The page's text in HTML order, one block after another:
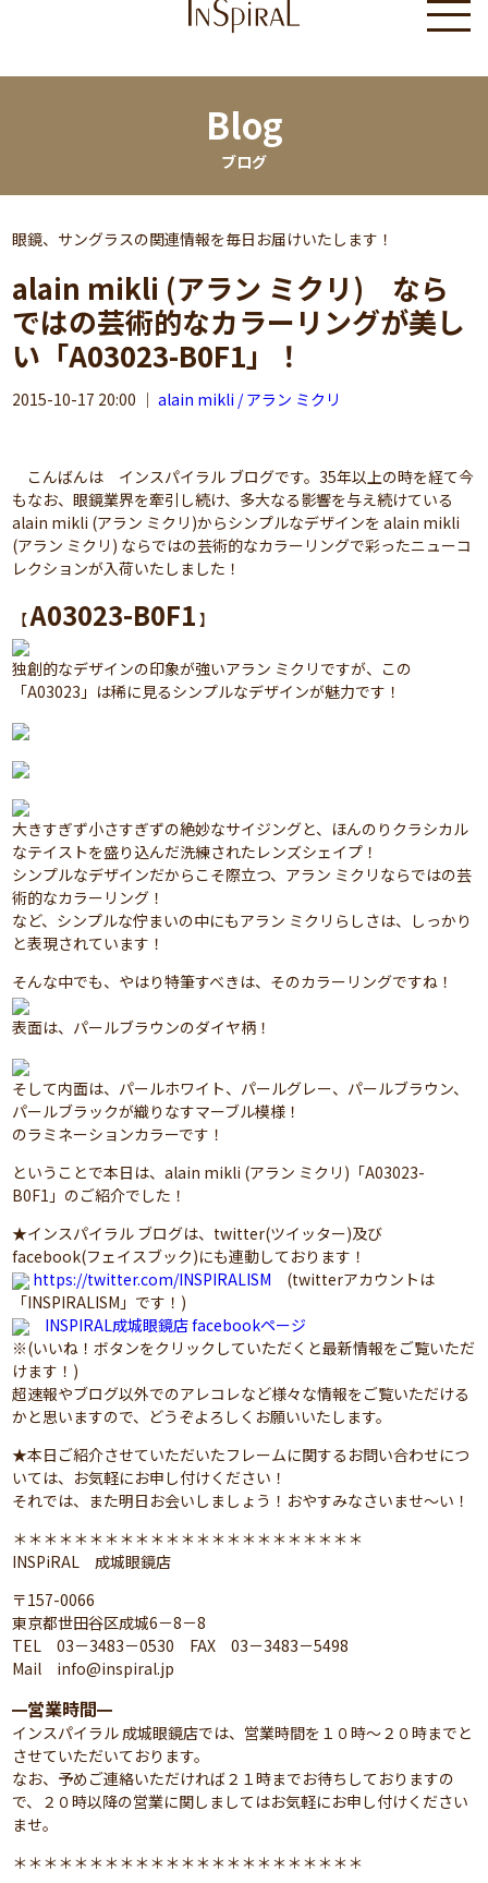
Blog
ブログ
眼鏡、サングラスの関連情報を毎日お届けいたします！
alain mikli (アラン ミクリ) なら
ではの芸術的なカラーリングが美し
い「A03023-B0F1」！
2015-10-17 20:00 ｜alain mikli / アラン ミクリ
こんばんは インスパイラル ブログです。35年以上の時を経て今
もなお、眼鏡業界を牽引し続け、多大なる影響を与え続けている
alain mikli (アラン ミクリ)からシンプルなデザインを alain mikli
(アラン ミクリ) ならではの芸術的なカラーリングで彩ったニューコ
レクションが入荷いたしました！
【A03023-B0F1 】
独創的なデザインの印象が強いアラン ミクリですが、この
「A03023」は稀に見るシンプルなデザインが魅力です！
大きすぎず小さすぎずの絶妙なサイジングと、ほんのりクラシカル
なテイストを盛り込んだ洗練されたレンズシェイプ！
シンプルなデザインだからこそ際立つ、アラン ミクリならではの芸
術的なカラーリング！
など、シンプルな佇まいの中にもアラン ミクリらしさは、しっかり
と表現されています！
そんな中でも、やはり特筆すべきは、そのカラーリングですね！
表面は、パールブラウンのダイヤ柄！
そして内面は、パールホワイト、パールグレー、パールブラウン、
パールブラックが織りなすマーブル模様！
のラミネーションカラーです！
ということで本日は、alain mikli (アラン ミクリ)「A03023-
B0F1」のご紹介でした！
★インスパイラル ブログは、twitter(ツイッター)及び
facebook(フェイスブック)にも連動しております！
https://twitter.com/INSPIRALISM (twitterアカウントは
「INSPIRALISM」です！)
INSPIRAL成城眼鏡店 facebookページ
※(いいね！ボタンをクリックしていただくと最新情報をご覧いただ
けます！)
超速報やブログ以外でのアレコレなど様々な情報をご覧いただける
かと思いますので、どうぞよろしくお願いいたします。
★本日ご紹介させていただいたフレームに関するお問い合わせにつ
いては、お気軽にお申し付けください！
それでは、また明日お会いしましょう！おやすみなさいませ～い！
＊＊＊＊＊＊＊＊＊＊＊＊＊＊＊＊＊＊＊＊＊＊＊
INSPiRAL 成城眼鏡店
〒157-0066
東京都世田谷区成城6－8－8
TEL 03－3483－0530 FAX 03－3483－5498
Mail info@inspiral.jp
━営業時間━
インスパイラル 成城眼鏡店では、営業時間を１０時～２０時までと
させていただいております。
なお、予めご連絡いただければ２１時までお待ちしておりますの
で、２０時以降の営業に関しましてはお気軽にお申し付けください
ませ。
＊＊＊＊＊＊＊＊＊＊＊＊＊＊＊＊＊＊＊＊＊＊＊